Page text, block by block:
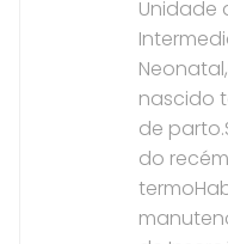
Unidade
nascido
de
do